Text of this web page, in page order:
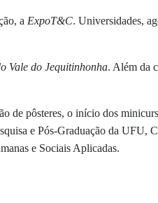
a ExpoT&C. Universidades,
Vale do Jequitinhonha. Além da
de pôsteres, o início dos
e Pós-Graduação da UFU,
e Sociais Aplicadas.